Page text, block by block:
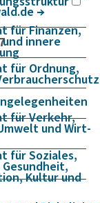
für Finanzen,
innere
für Ordnung,
für Verkehr,
und Wirt­
für Soziales,
Kultur und